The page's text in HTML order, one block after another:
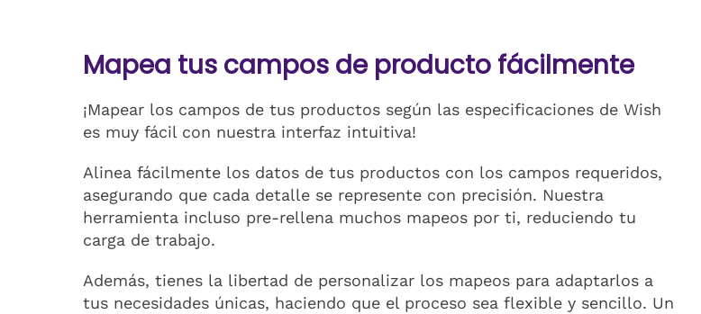
Mapea tus campos de producto fácilmente
¡Mapear los campos de tus productos según las especificaciones de Wish
es muy fácil con nuestra interfaz intuitiva!
Alinea fácilmente los datos de tus productos con los campos requeridos,
asegurando que cada detalle se represente con precisión. Nuestra
herramienta incluso pre-rellena muchos mapeos por ti, reduciendo tu
carga de trabajo.
Además, tienes la libertad de personalizar los mapeos para adaptarlos a
tus necesidades únicas, haciendo que el proceso sea flexible y sencillo. Un